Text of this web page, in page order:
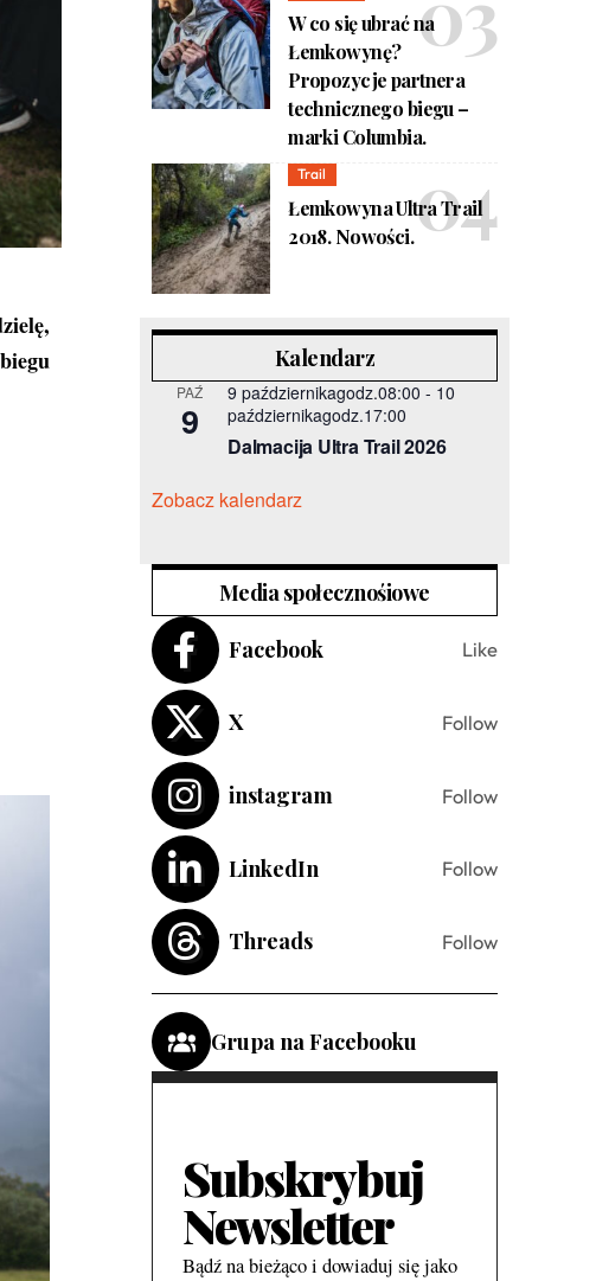
W co się ubrać na
Łemkowynę?
Propozycje partnera
technicznego biegu –
marki Columbia.
Trail
Łemkowyna Ultra Trail
2018. Nowości.
Kalendarz
PAŹ
9
9 październikagodz.08:00 - 10
październikagodz.17:00
Dalmacija Ultra Trail 2026
Zobacz kalendarz
Media społecznośiowe
Facebook
Like
X Follow
instagram Follow
LinkedIn Follow
Threads Follow
Grupa na Facebooku
Subskrybuj
Newsletter
Bądź na bieżąco i dowiaduj się jako